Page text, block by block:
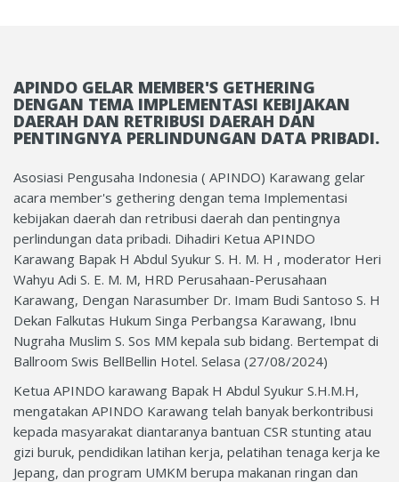
APINDO GELAR MEMBER'S GETHERING
DENGAN TEMA IMPLEMENTASI KEBIJAKAN
DAERAH DAN RETRIBUSI DAERAH DAN
PENTINGNYA PERLINDUNGAN DATA PRIBADI.
Asosiasi Pengusaha Indonesia ( APINDO) Karawang gelar
acara member's gethering dengan tema Implementasi
kebijakan daerah dan retribusi daerah dan pentingnya
perlindungan data pribadi. Dihadiri Ketua APINDO
Karawang Bapak H Abdul Syukur S. H. M. H , moderator Heri
Wahyu Adi S. E. M. M, HRD Perusahaan-Perusahaan
Karawang, Dengan Narasumber Dr. Imam Budi Santoso S. H
Dekan Falkutas Hukum Singa Perbangsa Karawang, Ibnu
Nugraha Muslim S. Sos MM kepala sub bidang. Bertempat di
Ballroom Swis BellBellin Hotel. Selasa (27/08/2024)
Ketua APINDO karawang Bapak H Abdul Syukur S.H.M.H,
mengatakan APINDO Karawang telah banyak berkontribusi
kepada masyarakat diantaranya bantuan CSR stunting atau
gizi buruk, pendidikan latihan kerja, pelatihan tenaga kerja ke
Jepang, dan program UMKM berupa makanan ringan dan